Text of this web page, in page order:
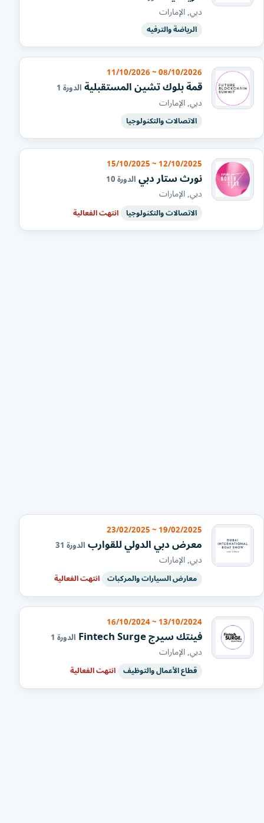
دبي, الإمارات
الرياضة والترفيه
08/10/2026 ~ 11/10/2026
قمة بلوك تشين المستقبليةالدورة 1
دبي, الإمارات
الاتصالات والتكنولوجيا
12/10/2025 ~ 15/10/2025
نورث ستار دبيالدورة 10
دبي, الإمارات
الاتصالات والتكنولوجيا انتهت الفعالية
19/02/2025 ~ 23/02/2025
معرض دبي الدولي للقواربالدورة 31
دبي, الإمارات
معارض السيارات والمركبات انتهت الفعالية
13/10/2024 ~ 16/10/2024
فينتك سيرج Fintech Surge الدورة 1
دبي, الإمارات
قطاع الأعمال والتوظيف انتهت الفعالية